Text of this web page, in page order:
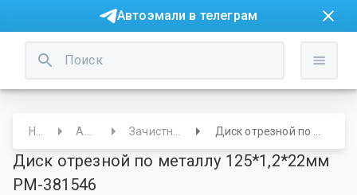
Автоэмали в телеграм
Диск отрезной по металлу 125*1,2*22мм
РМ-381546